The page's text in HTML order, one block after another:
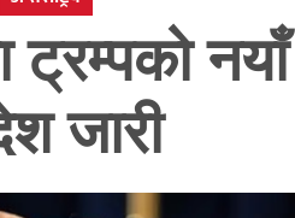
ट्रम्पको
जारी